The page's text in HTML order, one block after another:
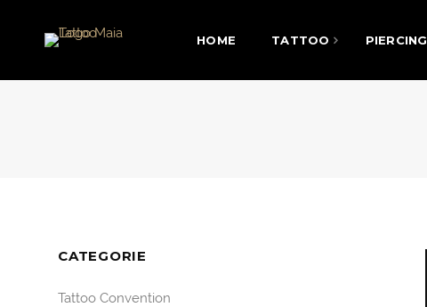
HOME TATTOO PIERCING
CATEGORIE
Tattoo Convention